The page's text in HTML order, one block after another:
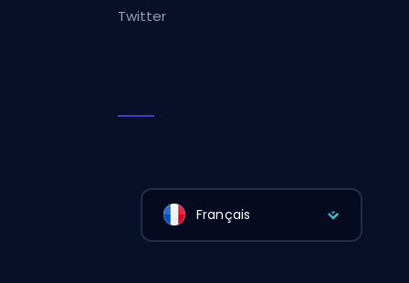
Twitter
Français